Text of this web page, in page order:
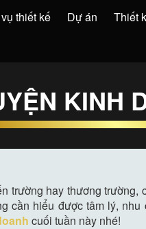
thiết kế Dự án Thiết
KINH
trường hay thương trường,
cần hiểu được tâm lý,
cuối tuần này nhé!